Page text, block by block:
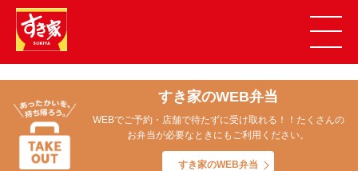
すき家のWEB弁当
WEBでご予約・店舗で待たずに受け取れる！！たくさんの
お弁当が必要なときにもご利用ください。
すき家のWEB弁当